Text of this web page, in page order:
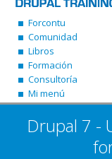
Forcontu
Comunidad
Libros
Formación
Consultoría
Mi menú
Drupal 7 -